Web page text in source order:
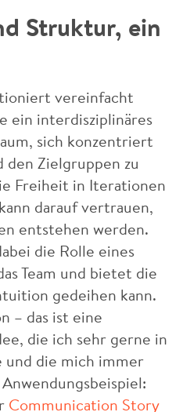
Struktur, ein
vereinfacht
ein interdisziplinäres
sich konzentriert
den Zielgruppen zu
Freiheit in Iterationen
darauf vertrauen,
entstehen werden.
die Rolle eines
Team und bietet die
gedeihen kann.
– das ist eine
die ich sehr gerne in
die mich immer
Communication Story